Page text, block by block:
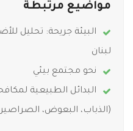
مواضيع مرتبطة
البيئة جريحة: تحليل
لبنان
نحو مجتمع بيئي
البدائل الطبيعية
(الذباب، البعوض،